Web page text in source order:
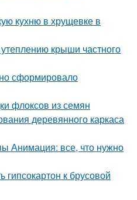
кухню в хрущевке в
крыши частного
сформировало
флоксов из семян
деревянного каркаса
Анимация: все, что нужно
гипсокартон к брусовой